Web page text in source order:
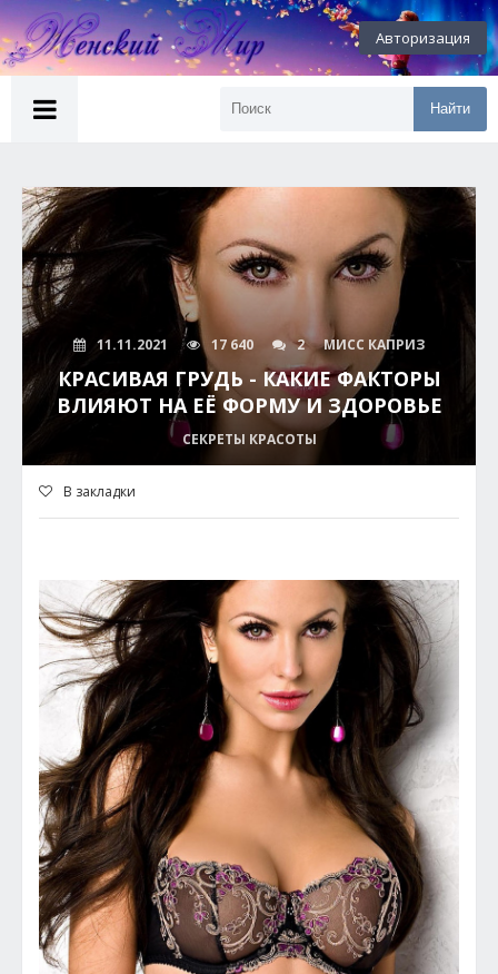
Авторизация
Найти
11.11.2021 17 640 2 МИСС КАПРИЗ
КРАСИВАЯ ГРУДЬ - КАКИЕ ФАКТОРЫ
ВЛИЯЮТ НА ЕЁ ФОРМУ И ЗДОРОВЬЕ
СЕКРЕТЫ КРАСОТЫ
В закладки